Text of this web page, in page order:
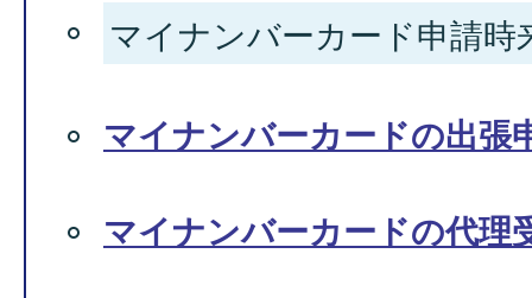
マイナンバーカード申請時
マイナンバーカードの出張
マイナンバーカードの代理